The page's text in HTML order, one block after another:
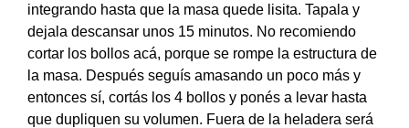
integrando hasta que la masa quede lisita. Tapala y
dejala descansar unos 15 minutos. No recomiendo
cortar los bollos acá, porque se rompe la estructura de
la masa. Después seguís amasando un poco más y
entonces sí, cortás los 4 bollos y ponés a levar hasta
que dupliquen su volumen. Fuera de la heladera será